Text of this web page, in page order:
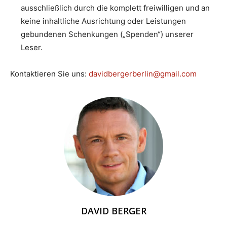
ausschließlich durch die komplett freiwilligen und an
keine inhaltliche Ausrichtung oder Leistungen
gebundenen Schenkungen („Spenden“) unserer
Leser.
Kontaktieren Sie uns: davidbergerberlin@gmail.com
DAVID BERGER